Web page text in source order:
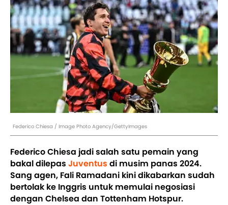
Federico Chiesa / Image Photo Agency/GettyImages
Federico Chiesa jadi salah satu pemain yang
bakal dilepas Juventus di musim panas 2024.
Sang agen, Fali Ramadani kini dikabarkan sudah
bertolak ke Inggris untuk memulai negosiasi
dengan Chelsea dan Tottenham Hotspur.